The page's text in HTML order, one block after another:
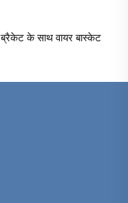
ब्रैकेट के साथ वायर बास्केट